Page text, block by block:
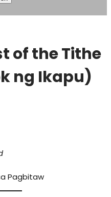
of the Tithe
ng Ikapu)
Pagbitaw